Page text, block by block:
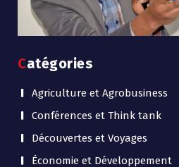
Catégories
Agriculture et Agrobusiness
Conférences et Think tank
Découvertes et Voyages
Économie et Développement